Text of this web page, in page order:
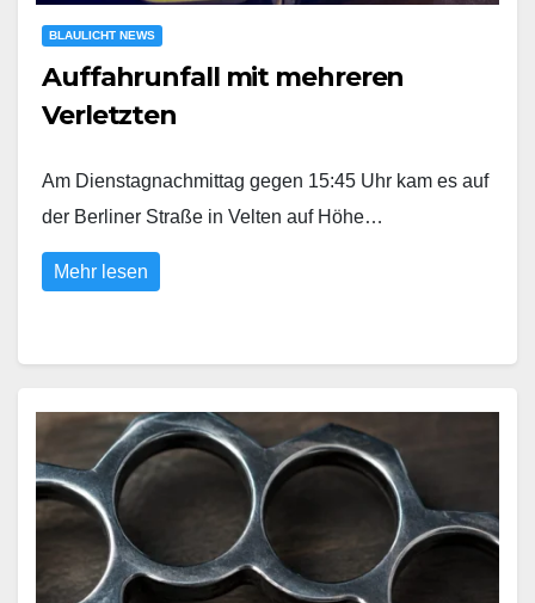
BLAULICHT NEWS
Auffahrunfall mit mehreren
Verletzten
Am Dienstagnachmittag gegen 15:45 Uhr kam es auf
der Berliner Straße in Velten auf Höhe…
Mehr lesen